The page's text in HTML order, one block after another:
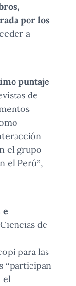
por los
a
puntaje
de
el grupo
el Perú”,
e
de
para las
“participan
el